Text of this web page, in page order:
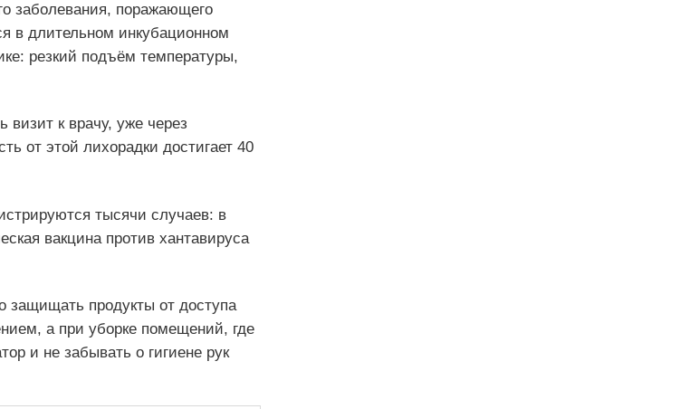
заболевания, поражающего
в длительном инкубационном
резкий подъём температуры,
визит к врачу, уже через
от этой лихорадки достигает 40
тысячи случаев: в
вакцина против хантавируса
защищать продукты от доступа
а при уборке помещений, где
и не забывать о гигиене рук